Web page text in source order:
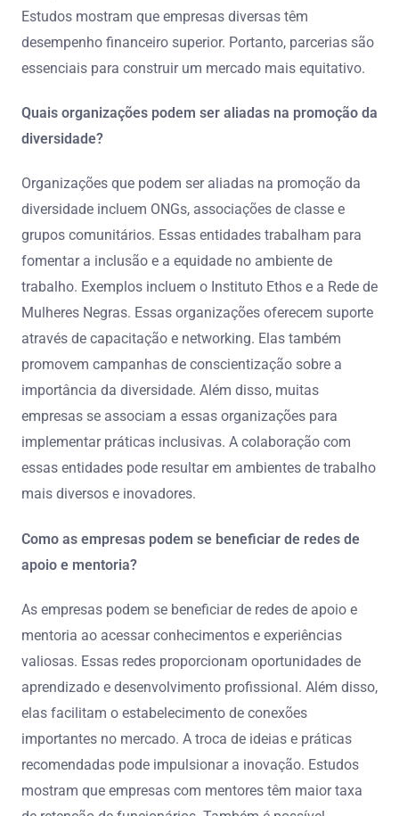
Estudos mostram que empresas diversas têm
desempenho financeiro superior. Portanto, parcerias são
essenciais para construir um mercado mais equitativo.
Quais organizações podem ser aliadas na promoção da
diversidade?
Organizações que podem ser aliadas na promoção da
diversidade incluem ONGs, associações de classe e
grupos comunitários. Essas entidades trabalham para
fomentar a inclusão e a equidade no ambiente de
trabalho. Exemplos incluem o Instituto Ethos e a Rede de
Mulheres Negras. Essas organizações oferecem suporte
através de capacitação e networking. Elas também
promovem campanhas de conscientização sobre a
importância da diversidade. Além disso, muitas
empresas se associam a essas organizações para
implementar práticas inclusivas. A colaboração com
essas entidades pode resultar em ambientes de trabalho
mais diversos e inovadores.
Como as empresas podem se beneficiar de redes de
apoio e mentoria?
As empresas podem se beneficiar de redes de apoio e
mentoria ao acessar conhecimentos e experiências
valiosas. Essas redes proporcionam oportunidades de
aprendizado e desenvolvimento profissional. Além disso,
elas facilitam o estabelecimento de conexões
importantes no mercado. A troca de ideias e práticas
recomendadas pode impulsionar a inovação. Estudos
mostram que empresas com mentores têm maior taxa